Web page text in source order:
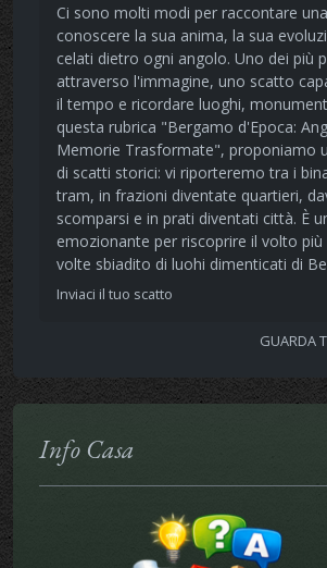
Ci sono molti modi per raccontare
conoscere la sua anima, la sua
celati dietro ogni angolo. Uno dei più
attraverso l'immagine, uno scatto
il tempo e ricordare luoghi,
questa rubrica "Bergamo d'Epoca:
Memorie Trasformate", proponiamo
di scatti storici: vi riporteremo tra i
tram, in frazioni diventate quartieri,
scomparsi e in prati diventati città. È
emozionante per riscoprire il volto
volte sbiadito di luohi dimenticati di
Inviaci il tuo scatto
GUARDA
Info Casa